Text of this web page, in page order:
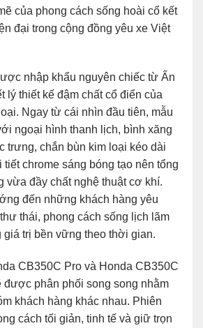
của phong cách sống hoài cổ kết
đại trong cộng đồng yêu xe Việt
nhập khẩu nguyên chiếc từ Ấn
lý thiết kế đậm chất cổ điển của
Ngay từ cái nhìn đầu tiên, mẫu
ngoại hình thanh lịch, bình xăng
trưng, chắn bùn kim loại kéo dài
tiết chrome sáng bóng tạo nên tổng
vừa đầy chất nghệ thuật cơ khí.
đến những khách hàng yêu
thái, phong cách sống lịch lãm
giá trị bền vững theo thời gian.
CB350C Pro và Honda CB350C
được phân phối song song nhằm
khách hàng khác nhau. Phiên
cách tối giản, tinh tế và giữ trọn